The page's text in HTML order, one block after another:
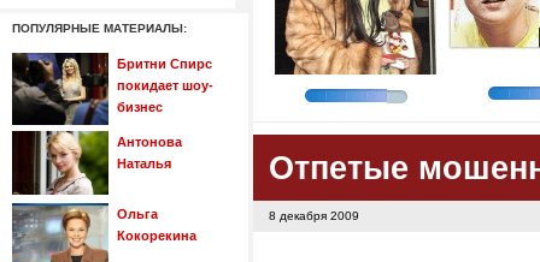
ПОПУЛЯРНЫЕ МАТЕРИАЛЫ:
Бритни Спирс
покидает шоу-
бизнес
Антонова
Наталья
Ольга
Кокорекина
Отпетые
8 декабря 2009